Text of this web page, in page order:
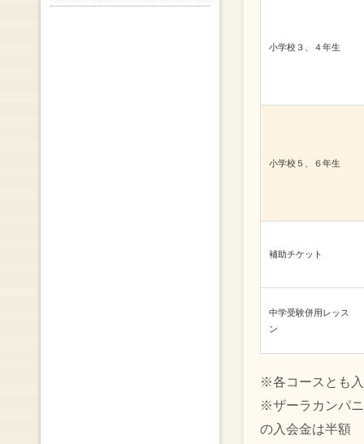
小学校３、４年生
小学校５、６年生
補助チケット
中学受験併用レッス
ン
※各コースとも
※ザーラカンパ
の入会金は半額